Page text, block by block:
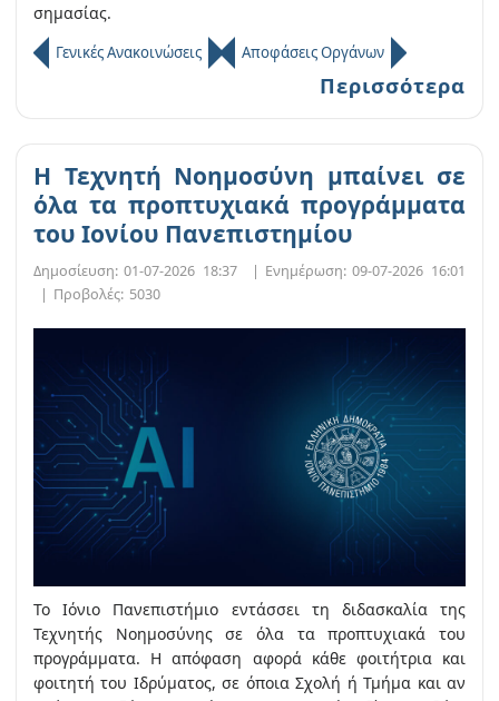
σημασίας.
Γενικές Ανακοινώσεις Αποφάσεις Οργάνων
Περισσότερα
Η Τεχνητή Νοημοσύνη μπαίνει σε
όλα τα προπτυχιακά προγράμματα
του Ιονίου Πανεπιστημίου
Δημοσίευση: 01-07-2026 18:37 | Ενημέρωση: 09-07-2026 16:01
| Προβολές: 5030
Το Ιόνιο Πανεπιστήμιο εντάσσει τη διδασκαλία της
Τεχνητής Νοημοσύνης σε όλα τα προπτυχιακά του
προγράμματα. Η απόφαση αφορά κάθε φοιτήτρια και
φοιτητή του Ιδρύματος, σε όποια Σχολή ή Τμήμα και αν